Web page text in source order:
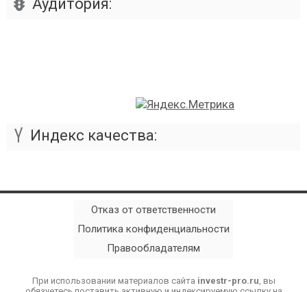
Аудитория:
Индекс качества:
Отказ от ответственности
Политика конфиденциальности
Правообладателям
При использовании материалов сайта investr-pro.ru, вы